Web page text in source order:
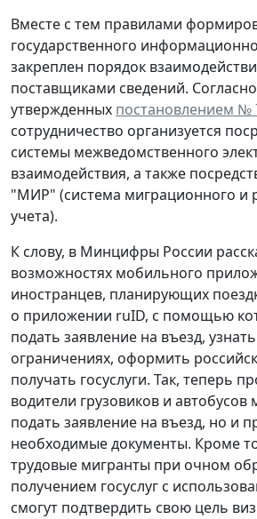
Вместе с тем правилами
государственного
закреплен порядок
поставщиками сведений. Согласно
утвержденных постановлением №
сотрудничество организуется
системы межведомственного
взаимодействия, а также
"МИР" (система миграционного и
учета).
К слову, в Минцифры России
возможностях мобильного
иностранцев, планирующих
о приложении ruID, с помощью
подать заявление на въезд,
ограничениях, оформить
получать госуслуги. Так, теперь
водители грузовиков и автобусов
подать заявление на въезд, но и
необходимые документы. Кроме
трудовые мигранты при очном
получением госуслуг с
смогут подтвердить свою цель